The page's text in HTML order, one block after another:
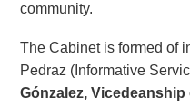
community.
The Cabinet is formed of
Pedraz (Informative
Gónzalez,